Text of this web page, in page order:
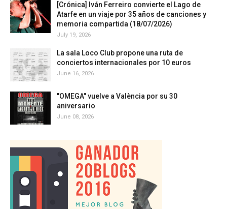
[Crónica] Iván Ferreiro convierte el Lago de
Atarfe en un viaje por 35 años de canciones y
memoria compartida (18/07/2026)
July 19, 2026
La sala Loco Club propone una ruta de
conciertos internacionales por 10 euros
June 16, 2026
"OMEGA" vuelve a València por su 30
aniversario
June 08, 2026